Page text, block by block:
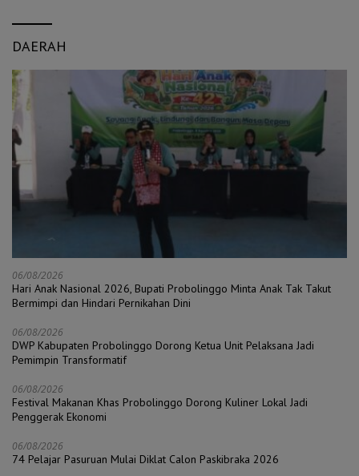
DAERAH
06/08/2026
Hari Anak Nasional 2026, Bupati Probolinggo Minta Anak Tak Takut
Bermimpi dan Hindari Pernikahan Dini
06/08/2026
DWP Kabupaten Probolinggo Dorong Ketua Unit Pelaksana Jadi
Pemimpin Transformatif
06/08/2026
Festival Makanan Khas Probolinggo Dorong Kuliner Lokal Jadi
Penggerak Ekonomi
06/08/2026
74 Pelajar Pasuruan Mulai Diklat Calon Paskibraka 2026